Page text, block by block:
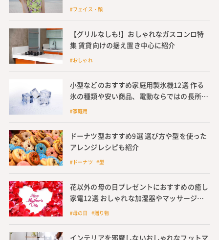
ェーバーも紹介
#フェイス・顔
【グリルなしも!】おしゃれなガスコンロ特
集 賃貸向けの据え置き中心に紹介
#おしゃれ
小型などのおすすめ家庭用製氷機12選 作る
氷の種類や安い商品、電動ならではの長所や
電気代節約のヒントも紹介
#家庭用
ドーナツ型おすすめ9選 選び方や型を使った
アレンジレシピも紹介
#ドーナツ #型
花以外の母の日プレゼントにおすすめの癒し
家電12選 おしゃれな加湿器やマッサージク
ッションなど
#母の日 #贈り物
インテリアを邪魔しないおしゃれなフットマ